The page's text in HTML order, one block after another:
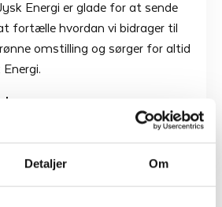
Detaljer Om
Energi er glade for at sende
fortælle hvordan vi bidrager til
omstilling og sørger for altid